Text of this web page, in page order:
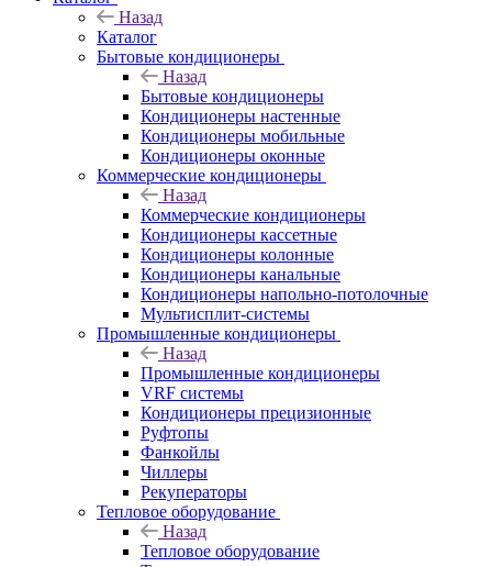
Назад
Каталог
Бытовые кондиционеры
Назад
Бытовые кондиционеры
Кондиционеры настенные
Кондиционеры мобильные
Кондиционеры оконные
Коммерческие кондиционеры
Назад
Коммерческие кондиционеры
Кондиционеры кассетные
Кондиционеры колонные
Кондиционеры канальные
Кондиционеры напольно-потолочные
Мультисплит-системы
Промышленные кондиционеры
Назад
Промышленные кондиционеры
VRF системы
Кондиционеры прецизионные
Руфтопы
Фанкойлы
Чиллеры
Рекуператоры
Тепловое оборудование
Назад
Тепловое оборудование